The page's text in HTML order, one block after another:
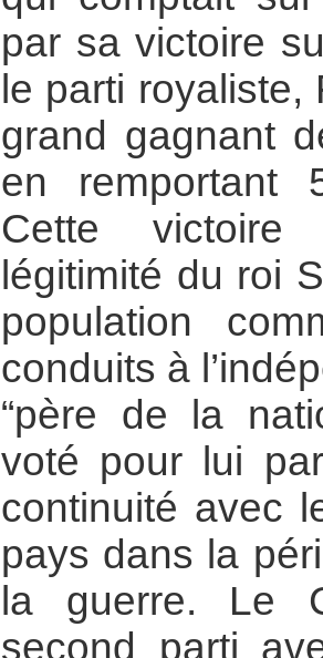
par sa victoire
le parti
grand gagnant
en remportant
Cette
légitimité du roi
population
conduits à
“père de la
voté pour lui
continuité avec
pays dans la
la guerre. Le
second parti